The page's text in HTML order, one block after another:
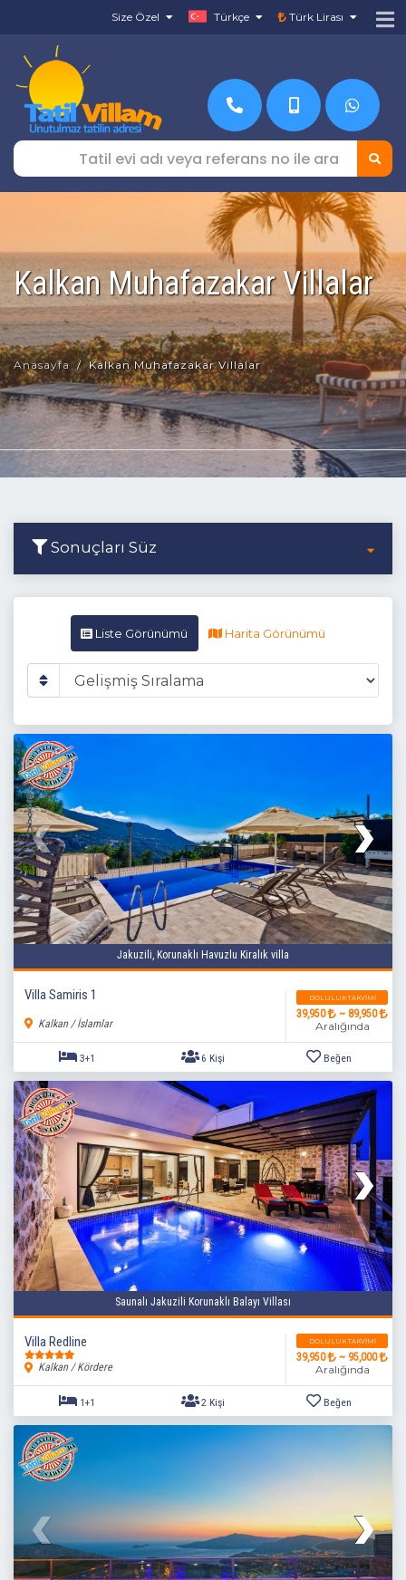
Size Özel Türkçe Türk Lirası
Kalkan Muhafazakar Villalar
Anasayfa Kalkan Muhafazakar Villalar
Sonuçları Süz
Liste Görünümü Harita Görünümü
Jakuzili, Korunaklı Havuzlu Kiralık villa
Villa Samiris 1
Kalkan / İslamlar
DOLULUK TAKVIMI
39,950 ~ 89,950
Aralığında
3+1 6 Kişi Beğen
Saunalı Jakuzili Korunaklı Balayı Villası
Villa Redline
Kalkan / Kördere
DOLULUK TAKVIMI
39,950 ~ 95,000
Aralığında
1+1 2 Kişi Beğen